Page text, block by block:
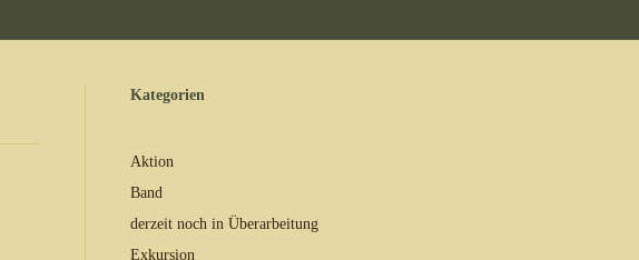
Kategorien
Aktion
Band
derzeit noch in Überarbeitung
Exkursion